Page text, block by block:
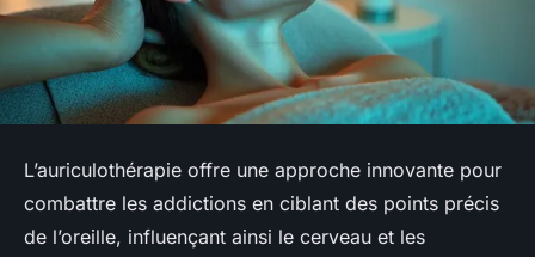
L’auriculothérapie offre une approche innovante pour
combattre les addictions en ciblant des points précis
de l’oreille, influençant ainsi le cerveau et les